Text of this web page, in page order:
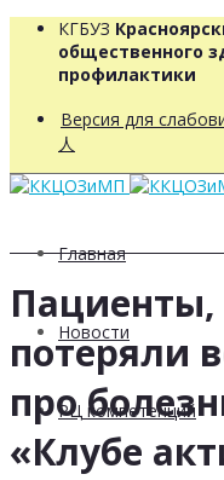
КГБУЗ
общественного
профилактики
Версия для
人
Главная
Новости
РЦ компетенций
Пациенты,
потеряли
про
«Клубе